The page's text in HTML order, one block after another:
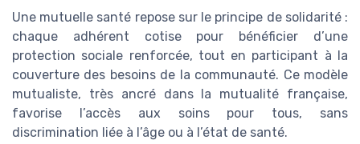
Une mutuelle santé repose sur le principe de solidarité :
chaque adhérent cotise pour bénéficier d’une
protection sociale renforcée, tout en participant à la
couverture des besoins de la communauté. Ce modèle
mutualiste, très ancré dans la mutualité française,
favorise l’accès aux soins pour tous, sans
discrimination liée à l’âge ou à l’état de santé.